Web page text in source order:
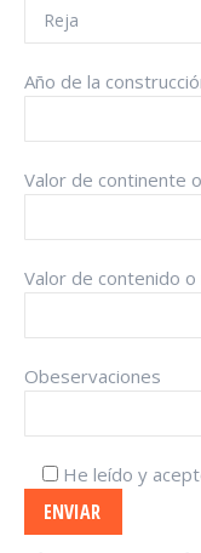
Año de la
Valor de continente
Valor de contenido o
Obeservaciones
He leído y